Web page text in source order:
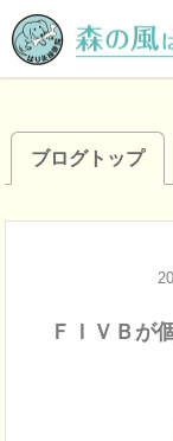
ブログトップ
ＦＩＶＢが